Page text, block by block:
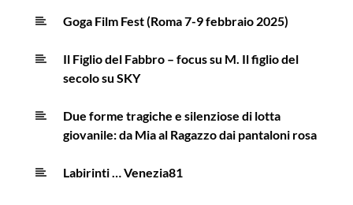
Goga Film Fest (Roma 7-9 febbraio 2025)
Il Figlio del Fabbro – focus su M. Il figlio del
secolo su SKY
Due forme tragiche e silenziose di lotta
giovanile: da Mia al Ragazzo dai pantaloni rosa
Labirinti … Venezia81